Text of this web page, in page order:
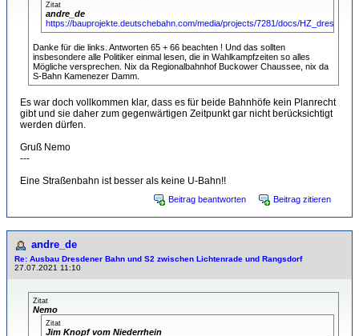
Zitat
andre_de
https://bauprojekte.deutschebahn.com/media/projects/7281/docs/
Danke für die links. Antworten 65 + 66 beachten ! Und das sollten
insbesondere alle Politiker einmal lesen, die in Wahlkampfzeiten so alles
Mögliche versprechen. Nix da Regionalbahnhof Buckower Chaussee, nix da
S-Bahn Kamenezer Damm.
Es war doch vollkommen klar, dass es für beide Bahnhöfe kein Planrecht
gibt und sie daher zum gegenwärtigen Zeitpunkt gar nicht berücksichtigt
werden dürfen.
Gruß Nemo
---
Eine Straßenbahn ist besser als keine U-Bahn!!
Beitrag beantworten Beitrag zitieren
andre_de
Re: Ausbau Dresdener Bahn und S2 zwischen Lichtenrade und Rangsdorf
27.07.2021 11:10
Zitat
Nemo
Zitat
Jim Knopf vom Niederrhein